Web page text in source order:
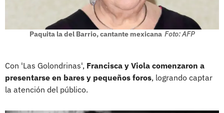
Paquita la del Barrio, cantante mexicana Foto: AFP
Con 'Las Golondrinas', Francisca y Viola comenzaron a
presentarse en bares y pequeños foros, logrando captar
la atención del público.